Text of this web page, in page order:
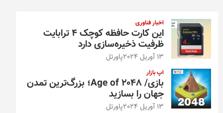
اخبار فناوری
این کارت حافظه کوچک ۴ ترابایت
ظرفیت ذخیره‌سازی دارد
13 آوریل 2024 پاورتل
اپ بازار
بازی/ Age of 2048؛ بزرگ‌ترین تمدن
جهان را بسازید
13 آوریل 2024 پاورتل